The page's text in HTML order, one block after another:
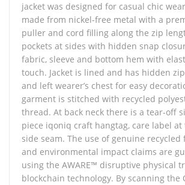
jacket was designed for casual chic
made from nickel-free metal with a
puller and cord filling along the zip
pockets at sides with hidden snap
fabric, sleeve and bottom hem with
touch. Jacket is lined and has hidden
and left wearer’s chest for easy
garment is stitched with recycled
thread. At back neck there is a tear-off
piece iqoniq craft hangtag, care label
side seam. The use of genuine
and environmental impact claims are
using the AWARE™ disruptive physical
blockchain technology. By scanning the